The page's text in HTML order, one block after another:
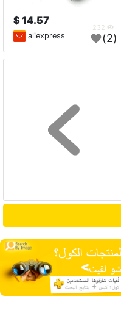
14.57 $
aliexpress (2)